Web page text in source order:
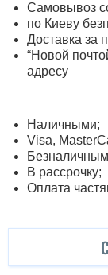
Самовывоз
по Киеву
Доставка за
“Новой
адресу
Наличными;
Visa,
В рассрочку;
Оплата